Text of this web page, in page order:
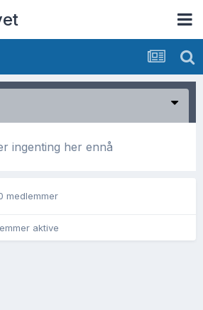
ingenting her ennå
medlemmer
aktive